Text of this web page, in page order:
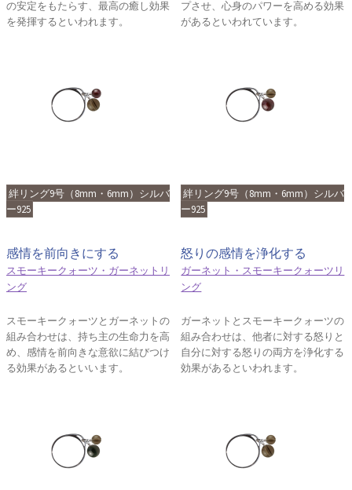
の安定をもたらす、最高の癒し効果
を発揮するといわれます。
プさせ、心身のパワーを高める効果
があるといわれています。
絆リング9号（8mm・6mm）シルバ
ー925
感情を前向きにする
スモーキークォーツ・ガーネットリ
ング
スモーキークォーツとガーネットの
組み合わせは、持ち主の生命力を高
め、感情を前向きな意欲に結びつけ
る効果があるといいます。
絆リング9号（8mm・6mm）シルバ
ー925
怒りの感情を浄化する
ガーネット・スモーキークォーツリ
ング
ガーネットとスモーキークォーツの
組み合わせは、他者に対する怒りと
自分に対する怒りの両方を浄化する
効果があるといわれます。